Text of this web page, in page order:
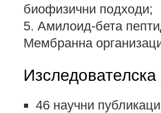
биофизични подходи;
5. Амилоид-бета
Мембранна
46 научни